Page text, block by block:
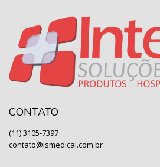
CONTATO
(11) 3105-7397
contato@ismedical.com.br